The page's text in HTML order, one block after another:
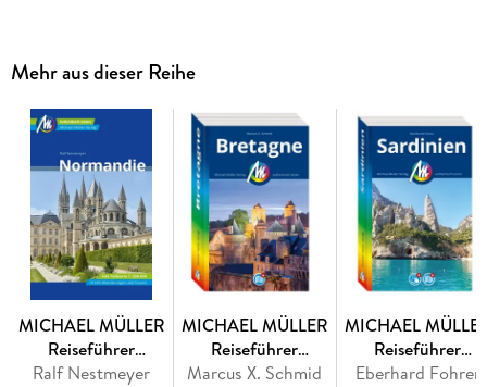
kommt durch verschwiegene Dörfer und kann die
mediterrane Atmosphäre romantischer Fischerörtchen
genießen.
Michael Bussmann und Gabriele Tröger geben einen
ausführlichen Überblick über die abwechslungsreiche Region,
gespickt mit reisepraktischen Informationen, kulinarischen
Empfehlungen, Shoppingtipps und vielen
Hintergrundinformationen zu Land und Leuten.
Mehr aus dieser Reihe
MICHAEL MÜLLER
Reiseführer
Normandie
Ralf Nestmeyer
MICHAEL MÜLLER
Reiseführer
Bretagne
Marcus X. Schmid
MICHAEL
Reiseführer
Sardinien
Eberhard Fohrer